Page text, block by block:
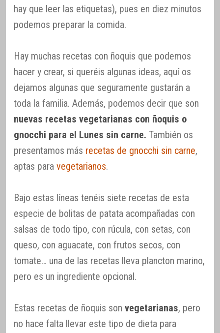
hay que leer las etiquetas), pues en diez minutos
podemos preparar la comida.
Hay muchas recetas con ñoquis que podemos
hacer y crear, si queréis algunas ideas, aquí os
dejamos algunas que seguramente gustarán a
toda la familia. Además, podemos decir que son
nuevas recetas vegetarianas con ñoquis o
gnocchi para el Lunes sin carne. También os
presentamos más recetas de gnocchi sin carne,
aptas para vegetarianos.
Bajo estas líneas tenéis siete recetas de esta
especie de bolitas de patata acompañadas con
salsas de todo tipo, con rúcula, con setas, con
queso, con aguacate, con frutos secos, con
tomate… una de las recetas lleva plancton marino,
pero es un ingrediente opcional.
Estas recetas de ñoquis son vegetarianas, pero
no hace falta llevar este tipo de dieta para